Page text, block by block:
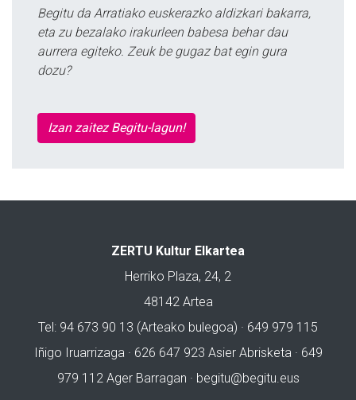
Begitu da Arratiako euskerazko aldizkari bakarra,
eta zu bezalako irakurleen babesa behar dau
aurrera egiteko. Zeuk be gugaz bat egin gura
dozu?
Izan zaitez Begitu-lagun!
ZERTU Kultur Elkartea
Herriko Plaza, 24, 2
48142 Artea
Tel: 94 673 90 13 (Arteako bulegoa) · 649 979 115
Iñigo Iruarrizaga · 626 647 923 Asier Abrisketa · 649
979 112 Ager Barragan · begitu@begitu.eus